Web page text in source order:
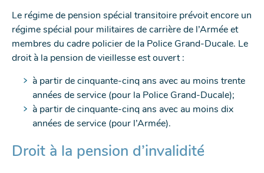
Le régime de pension spécial transitoire prévoit encore un
régime spécial pour militaires de carrière de l’Armée et
membres du cadre policier de la Police Grand-Ducale. Le
droit à la pension de vieillesse est ouvert :
à partir de cinquante-cinq ans avec au moins trente
années de service (pour la Police Grand-Ducale);
à partir de cinquante-cinq ans avec au moins dix
années de service (pour l’Armée).
Droit à la pension d’invalidité